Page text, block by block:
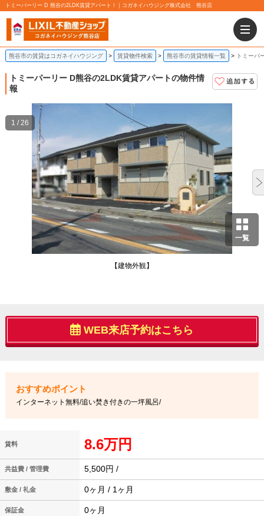
トミーパーリー D 熊谷の2LDK賃貸アパート！｜コガネイハウジング株式会社 熊谷店
熊谷市の賃貸はコガネイハウジング 賃貸物件検索 熊谷市の賃貸情報一覧 トミーパ
トミーパーリー D熊谷の2LDK賃貸アパートの物件情
報
一覧
【建物外観】
1 / 26
WEB来店予約はこちら
インターネット無料/追い焚き付きの一坪風呂/
賃料 8.6万円
共益費 / 管理費 5,500円 /
敷金 / 礼金 0ヶ月 / 1ヶ月
保証金 0ヶ月